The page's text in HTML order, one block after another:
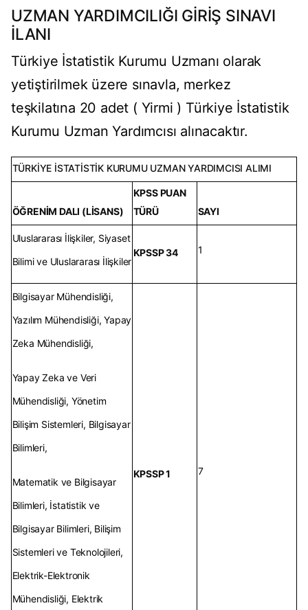
UZMAN YARDIMCILIĞI GİRİŞ SINAVI
İLANI
Türkiye İstatistik Kurumu Uzmanı olarak
yetiştirilmek üzere sınavla, merkez
teşkilatına 20 adet ( Yirmi ) Türkiye İstatistik
Kurumu Uzman Yardımcısı alınacaktır.
TÜRKİYE İSTATİSTİK KURUMU UZMAN YARDIMCISI ALIMI
ÖĞRENİM DALI (LİSANS)
KPSS PUAN
TÜRÜ
SAYI
Uluslararası İlişkiler, Siyaset
Bilimi ve Uluslararası İlişkiler
KPSSP 34 1
Bilgisayar Mühendisliği,
Yazılım Mühendisliği, Yapay
Zeka Mühendisliği,
Yapay Zeka ve Veri
Mühendisliği, Yönetim
Bilişim Sistemleri, Bilgisayar
Bilimleri,
Matematik ve Bilgisayar
Bilimleri, İstatistik ve
Bilgisayar Bilimleri, Bilişim
Sistemleri ve Teknolojileri,
Elektrik-Elektronik
Mühendisliği, Elektrik
KPSSP 1 7